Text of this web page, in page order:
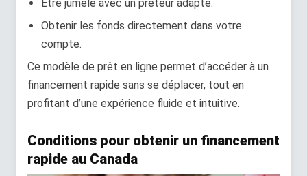
Être jumelé avec un prêteur adapté.
Obtenir les fonds directement dans votre
compte.
Ce modèle de prêt en ligne permet d’accéder à un
financement rapide sans se déplacer, tout en
profitant d’une expérience fluide et intuitive.
Conditions pour obtenir un financement
rapide au Canada